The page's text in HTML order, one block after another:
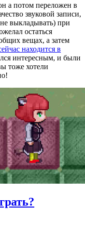
а потом переложен в
звуковой записи,
выкладывать) при
остаться
вещах, а затем
находится в
интересным, и были
тоже хотели